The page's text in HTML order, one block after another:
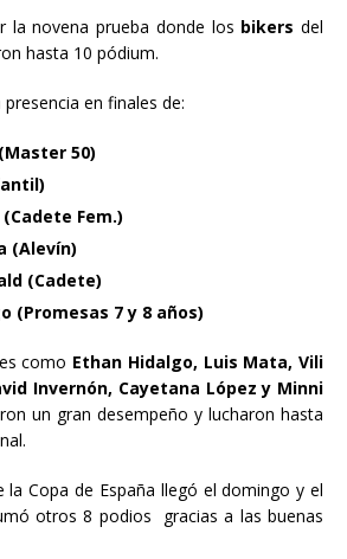
la novena prueba donde los bikers del
hasta 10 pódium.
en finales de:
50)
Fem.)
(Alevín)
(Cadete)
(Promesas 7 y 8 años)
como Ethan Hidalgo, Luis Mata, Vili
Invernón, Cayetana López y Minni
un gran desempeño y lucharon hasta
la Copa de España llegó el domingo y el
otros 8 podios gracias a las buenas